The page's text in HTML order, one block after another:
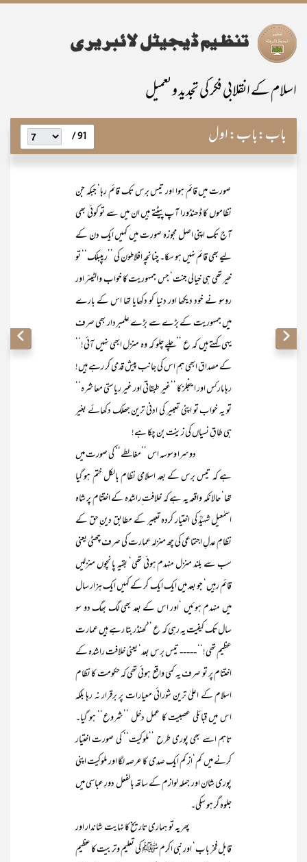
اسلام کے انقلابی فکر کی تجدید و تعمیل
باب:باب: اول 91 /
صورت میں قائم ہوا اور تیس برس تک قائم رہا‘ جبکہ جن
نظاموں کا ڈھنڈورا آپ پیٹتے ہیں ان میں سے تو کوئی بھی
آج تک اپنی اصل مجوزہ صورت میں کہیں ایک دن کے
لیے بھی قائم نہیں ہو سکا۔ چنانچہ افلاطون کی ’’ریپبلک‘‘ تو
خیر تھی ہی خیالی جنت‘ جس جمہوریت کا خواب والٹیئر اور
روسو نے خود دیکھا اور دنیا کو دکھایا تھا اس کے بارے
میں جمہوریت کے بڑے سے بڑے علمبردار بھی صرف
یہی کہتے ہیں کہ ع ’’چلے چلو کہ وہ منزل ابھی نہیں آئی!‘‘
کے مصداق ابھی ہم اس کی جانب پیش قدمی کر رہے ہیں!
رہا مارکس اور اینجلز کا ’’غیر طبقاتی اور غیر ریاستی معاشرہ‘‘
تو یہ خواب تو اپنی تعبیر کی ادنیٰ ترین جھلک دکھائے بغیر
ہی طاقِ نسیاں کی زینت بن چکا ہے!
دوسرا وسوسہ اس ’’مغالطے‘‘ کی صورت میں
ہے کہ تیس برس کے بعد اسلامی نظام بالکل ختم ہو گیا
تھا‘ حالانکہ واقعہ یہ ہے کہ خلافت ِراشدہ کے اختتام پر شاہ
اسمٰعیل شہیدؒ کی اختیار کردہ تعبیر کے مطابق دین ِحق کے
نظامِ عدلِ اجتماعی کی چھ منزلہ عمارت کی صرف چھٹی یعنی
سب سے بلند منزل منہدم ہوئی تھی‘ بقیہ پانچوں منزلیں
قائم رہیں‘ جو بعد میں ایک ایک کر کے کہیں ایک ہزار سال
میں منہدم ہوئیں ‘اور اس کے بعد بھی لگ بھگ دو سو
سال تک کیفیت یہ رہی کہ ع ’’کھنڈر بتا رہے ہیں عمارت
عظیم تھی!‘‘ ----- تیس برس بعد‘ یعنی خلافت راشدہ کے
اختتام پر تو صرف یہ کمی واقع ہوئی تھی کہ حکومت کا نظام
اسلام کے اعلیٰ ترین شورائی معیارات پر برقرار نہ رہا بلکہ
اس میں قبائلی عصبیت کا عمل دخل ’’شروع‘‘ ہو گیا۔
تاہم اسے بھی پوری طرح ’’ملوکیت‘‘ کی صورت اختیار
کرنے میں کم‘از کم ایک صدی کا عرصہ لگا اور ملوکیت اپنی
پوری شان اور جملہ لوازم کے ساتھ بالفعل دورِ عباسی میں
جلوہ گر ہو سکی۔
پھر یہ تو ہماری تاریخ کا نہایت شاندار اور
قابل فخر باب‘ اور نبی اکرم ﷺ کی تعلیم وتربیت کا عظیم